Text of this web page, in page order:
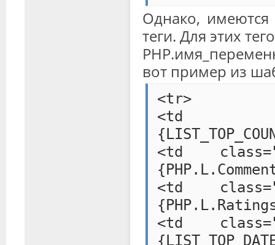
Однако, имеются
теги. Для этих
вот пример из
<tr>
<td
<td
<td
<td